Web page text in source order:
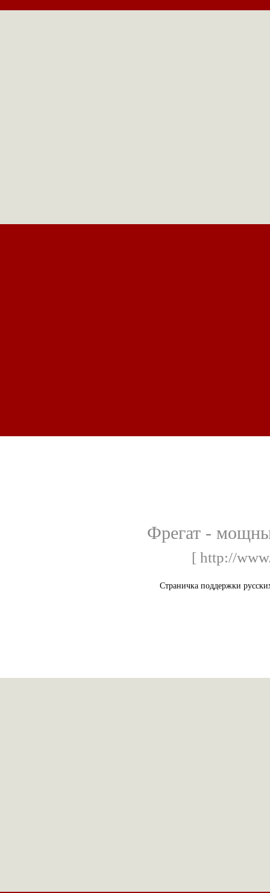
Фрегат -
[ http://
Страничка поддержки